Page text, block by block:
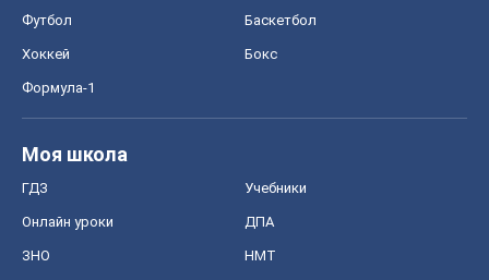
Футбол Баскетбол
Хоккей Бокс
Формула-1
Моя школа
ГДЗ Учебники
Онлайн уроки ДПА
ЗНО НМТ